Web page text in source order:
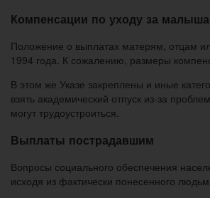
Компенсации по уходу за
Положение о выплатах матерям, отцам
1994 года. К сожалению, размеры
В этом же Указе закреплены и иные
взять академический отпуск из-за
могут трудоустроиться.
Выплаты пострадавшим
Вопросы социального обеспечения
исходя из фактически понесенного